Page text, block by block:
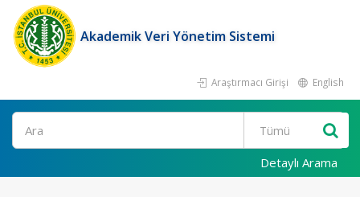
Akademik Veri Yönetim Sistemi
Araştırmacı Girişi English
Ara
Detaylı Arama